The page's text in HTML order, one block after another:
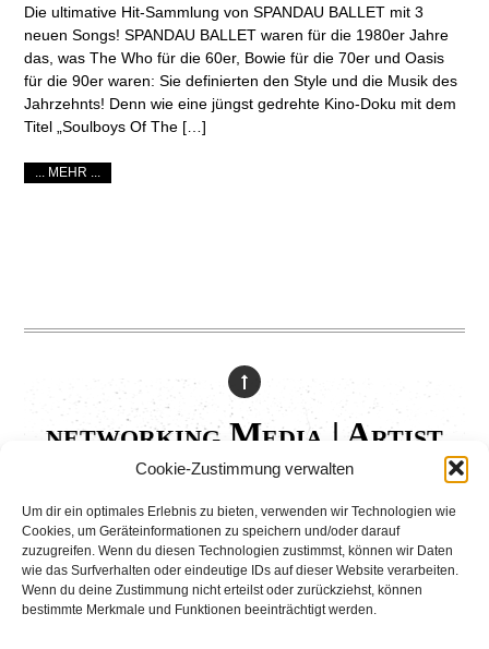
Cookie-Zustimmung verwalten
Um dir ein optimales Erlebnis zu bieten, verwenden wir Technologien wie
Cookies, um Geräteinformationen zu speichern und/oder darauf
zuzugreifen. Wenn du diesen Technologien zustimmst, können wir Daten
wie das Surfverhalten oder eindeutige IDs auf dieser Website verarbeiten.
Wenn du deine Zustimmung nicht erteilst oder zurückziehst, können
bestimmte Merkmale und Funktionen beeinträchtigt werden.
Die ultimative Hit-Sammlung von SPANDAU BALLET mit 3
neuen Songs! SPANDAU BALLET waren für die 1980er Jahre
das, was The Who für die 60er, Bowie für die 70er und Oasis
für die 90er waren: Sie definierten den Style und die Musik des
Jahrzehnts! Denn wie eine jüngst gedrehte Kino-Doku mit dem
Titel „Soulboys Of The […]
... MEHR ...
networking Media | Artist
Communication
© 2025 networking Media - Kai Manke
Bei der Lutherbuche 30A, 22529 Hamburg / Germany - +49 171 830 4044